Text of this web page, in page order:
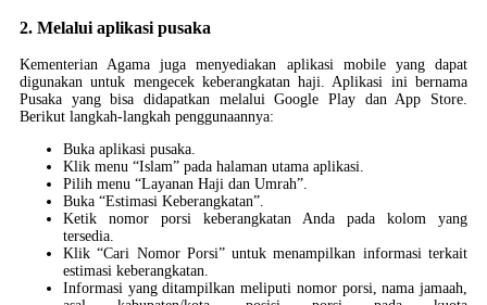
2. Melalui aplikasi pusaka
Kementerian Agama juga menyediakan aplikasi mobile yang dapat
digunakan untuk mengecek keberangkatan haji. Aplikasi ini bernama
Pusaka yang bisa didapatkan melalui Google Play dan App Store.
Berikut langkah-langkah penggunaannya:
Buka aplikasi pusaka.
Klik menu “Islam” pada halaman utama aplikasi.
Pilih menu “Layanan Haji dan Umrah”.
Buka “Estimasi Keberangkatan”.
Ketik nomor porsi keberangkatan Anda pada kolom yang
tersedia.
Klik “Cari Nomor Porsi” untuk menampilkan informasi terkait
estimasi keberangkatan.
Informasi yang ditampilkan meliputi nomor porsi, nama jamaah,